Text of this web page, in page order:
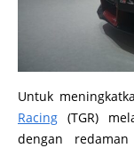
Untuk
Racing (TGR)
dengan redaman